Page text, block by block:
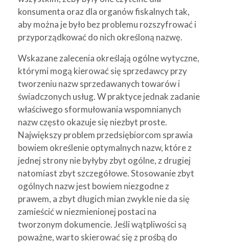
konsumenta oraz dla organów fiskalnych tak,
aby można je było bez problemu rozszyfrować i
przyporządkować do nich określoną nazwę.
Wskazane zalecenia określają ogólne wytyczne,
którymi mogą kierować się sprzedawcy przy
tworzeniu nazw sprzedawanych towarów i
świadczonych usług. W praktyce jednak zadanie
właściwego sformułowania wspomnianych
nazw często okazuje się niezbyt proste.
Największy problem przedsiębiorcom sprawia
bowiem określenie optymalnych nazw, które z
jednej strony nie byłyby zbyt ogólne, z drugiej
natomiast zbyt szczegółowe. Stosowanie zbyt
ogólnych nazw jest bowiem niezgodne z
prawem, a zbyt długich mian zwykle nie da się
zamieścić w niezmienionej postaci na
tworzonym dokumencie. Jeśli wątpliwości są
poważne, warto skierować się z prośbą do